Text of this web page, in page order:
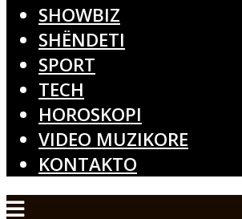
SHOWBIZ
SHËNDETI
SPORT
TECH
HOROSKOPI
VIDEO MUZIKORE
KONTAKTO